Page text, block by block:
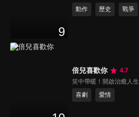
9
動作
歷史 戰爭
倍兒喜歡你
4.7
笑中帶暖！開啟治癒人生
喜劇
愛情